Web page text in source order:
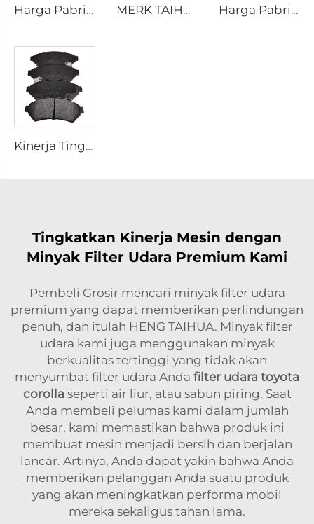
Harga Pabrik Bagian-bagian Otomotif Produsen Pelat Belakang Cakram Rem D2026 untuk Mobil Jepang MERK TAIHUA D1354 Produsen Pelat Rem Belakang Keramik Mobil Pembuatan Harga Pabrik OEM Dipesan Secara Khusus Semi Truk Mobil Rem Drum Sepatu untuk coaster SUZUKI
Kinerja Tinggi Otomotif Mobil Set Pelat Rem Keramik D1075 untuk PONTIAC
Tingkatkan Kinerja Mesin dengan
Minyak Filter Udara Premium Kami
Pembeli Grosir mencari minyak filter udara
premium yang dapat memberikan perlindungan
penuh, dan itulah HENG TAIHUA. Minyak filter
udara kami juga menggunakan minyak
berkualitas tertinggi yang tidak akan
menyumbat filter udara Anda filter udara toyota
corolla seperti air liur, atau sabun piring. Saat
Anda membeli pelumas kami dalam jumlah
besar, kami memastikan bahwa produk ini
membuat mesin menjadi bersih dan berjalan
lancar. Artinya, Anda dapat yakin bahwa Anda
memberikan pelanggan Anda suatu produk
yang akan meningkatkan performa mobil
mereka sekaligus tahan lama.